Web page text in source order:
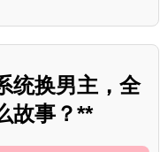
统换男主，全
故事？**